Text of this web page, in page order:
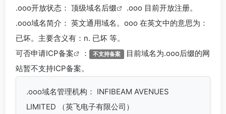
.ooo开放状态： 顶级域名后缀
.ooo 目前开放注册。
.ooo域名简介： 英文通用域名。ooo 在英文中的意思为：
已坏。主要含义有：n. 已坏 等。
可否申请ICP备案 ： 不支持备案 目前域名为.ooo后缀的网
站暂不支持ICP备案。
.ooo域名管理机构： INFIBEAM AVENUES
LIMITED （英飞电子有限公司）